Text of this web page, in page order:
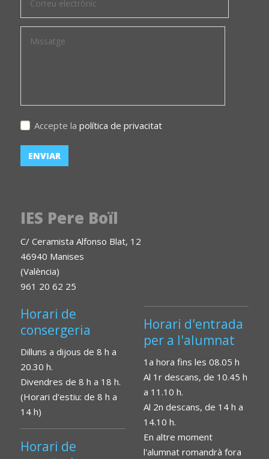
Accepte la política de privacitat
IES Pere Boïl
C/ Ceramista Alfonso Blat, 12
46940 Manises
(València)
961 20 62 25
Horari de
consergeria
Dilluns a dijous de 8 h a
20.30 h.
Divendres de 8 h a 18 h.
(Horari d'estiu: de 8 h a
14 h)
Horari de
Horari d'entrada
per a l'alumnat
1a hora fins les 08.05 h
Al 1r descans, de 10.45 h
a 11.10 h.
Al 2n descans, de 14 h a
14.10 h.
En altre moment
l'alumnat romandrà fora